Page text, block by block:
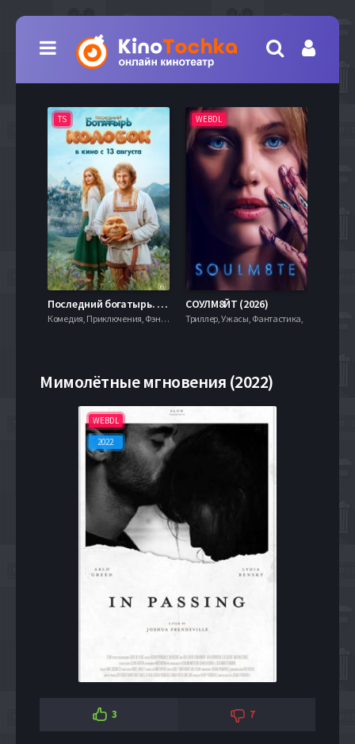
TS
Последний богатырь. Колобок (2026)
Комедия, Приключения, Фэнтези,
WEBDL
СОУЛМ8ЙТ (2026)
Триллер, Ужасы, Фантастика,
Мимолётные мгновения (2022)
WEBDL
2022
3 7